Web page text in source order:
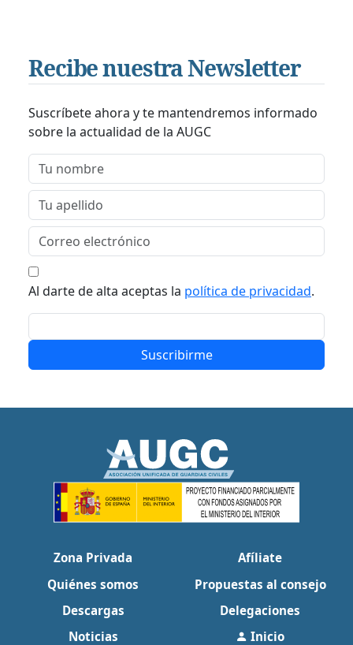
Recibe nuestra Newsletter
Suscríbete ahora y te mantendremos informado
sobre la actualidad de la AUGC
Al darte de alta aceptas la política de privacidad.
Suscribirme
Zona Privada
Afíliate
Quiénes somos
Propuestas al consejo
Descargas
Delegaciones
Noticias
Inicio